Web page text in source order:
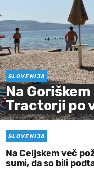
SLOVENIJA
Na
Tractorji po
SLOVENIJA
Na Celjskem več
sumi, da so bili